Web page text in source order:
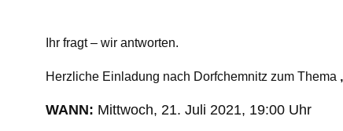
Ihr fragt – wir antworten.
Herzliche Einladung nach Dorfchemnitz zum Thema
WANN: Mittwoch, 21. Juli 2021, 19:00 Uhr